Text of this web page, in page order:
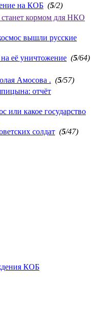
на КОБ (5/2)
станет кормом для НКО
вышли русские
её уничтожение (5/64)
Амосова . (5/57)
отчёт
или какое государство
солдат (5/47)
КОБ